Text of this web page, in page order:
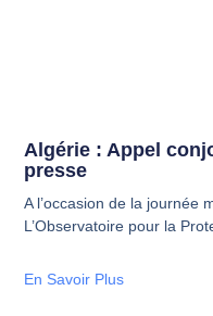
Algérie : Appel
presse
A l’occasion de la journée
L’Observatoire pour la
En Savoir Plus